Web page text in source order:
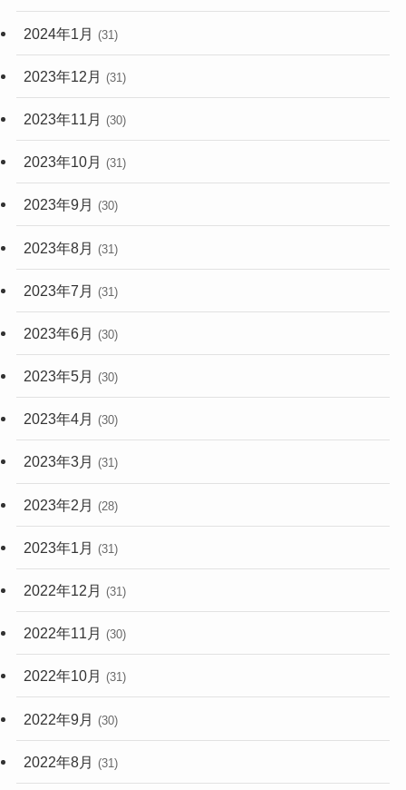
2024年1月 (31)
2023年12月 (31)
2023年11月 (30)
2023年10月 (31)
2023年9月 (30)
2023年8月 (31)
2023年7月 (31)
2023年6月 (30)
2023年5月 (30)
2023年4月 (30)
2023年3月 (31)
2023年2月 (28)
2023年1月 (31)
2022年12月 (31)
2022年11月 (30)
2022年10月 (31)
2022年9月 (30)
2022年8月 (31)